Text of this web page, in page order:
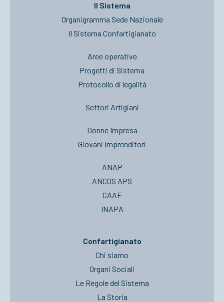
Il Sistema
Organigramma Sede Nazionale
Il Sistema Confartigianato
Aree operative
Progetti di Sistema
Protocollo di legalità
Settori Artigiani
Donne Impresa
Giovani Imprenditori
ANAP
ANCOS APS
CAAF
INAPA
Confartigianato
Chi siamo
Organi Sociali
Le Regole del Sistema
La Storia